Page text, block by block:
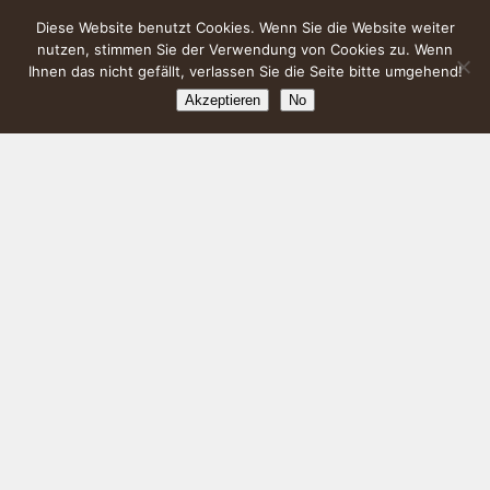
Diese Website benutzt Cookies. Wenn Sie die Website weiter
nutzen, stimmen Sie der Verwendung von Cookies zu. Wenn
Ihnen das nicht gefällt, verlassen Sie die Seite bitte umgehend!
Akzeptieren No